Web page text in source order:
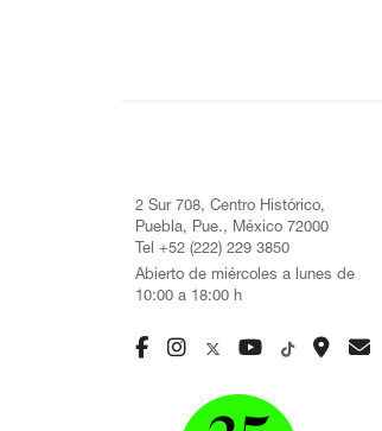
2 Sur 708, Centro Histórico,
Puebla, Pue., México 72000
Tel +52 (222) 229 3850
Abierto de miércoles a lunes de
10:00 a 18:00 h